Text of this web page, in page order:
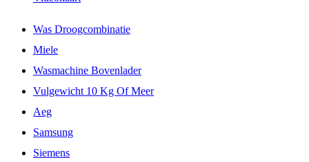
Was Droogcombinatie
Miele
Wasmachine Bovenlader
Vulgewicht 10 Kg Of Meer
Aeg
Samsung
Siemens